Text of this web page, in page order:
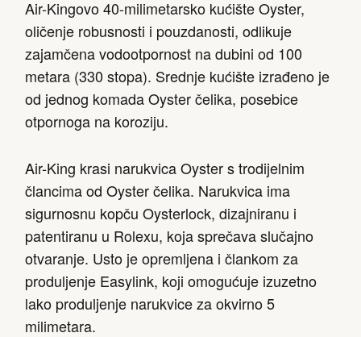
Air-Kingovo 40-milimetarsko kućište Oyster,
oličenje robusnosti i pouzdanosti, odlikuje
zajamčena vodootpornost na dubini od 100
metara (330 stopa). Srednje kućište izrađeno je
od jednog komada Oyster čelika, posebice
otpornoga na koroziju.
Air-King krasi narukvica Oyster s trodijelnim
člancima od Oyster čelika. Narukvica ima
sigurnosnu kopču Oysterlock, dizajniranu i
patentiranu u Rolexu, koja sprečava slučajno
otvaranje. Usto je opremljena i člankom za
produljenje Easylink, koji omogućuje izuzetno
lako produljenje narukvice za okvirno 5
milimetara.